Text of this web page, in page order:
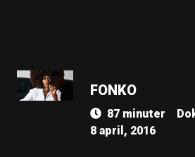
FONKO
87 minuter
8 april, 2016